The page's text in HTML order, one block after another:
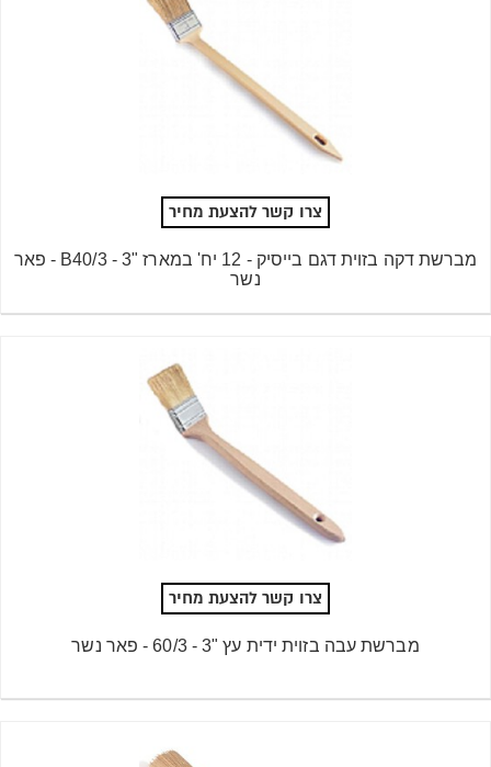
צרו קשר להצעת מחיר
מברשת דקה בזוית דגם בייסיק - 12 יח' במארז "3 - B40/3 - פאר
נשר
צרו קשר להצעת מחיר
מברשת עבה בזוית ידית עץ "3 - 60/3 - פאר נשר